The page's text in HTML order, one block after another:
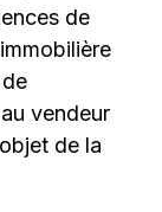
de
vendeur
de la